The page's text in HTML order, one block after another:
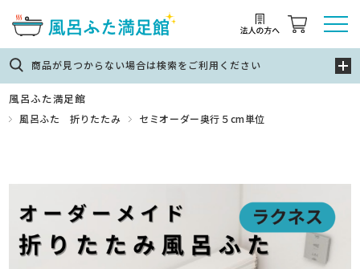
商品が見つからない場合は検索をご利用ください
風呂ふた満足館
風呂ふた 折りたたみ セミオーダー奥行５cm単位